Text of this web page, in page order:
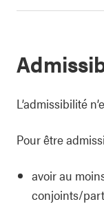
L’admissibilité
Pour être
avoir au
conjoints/